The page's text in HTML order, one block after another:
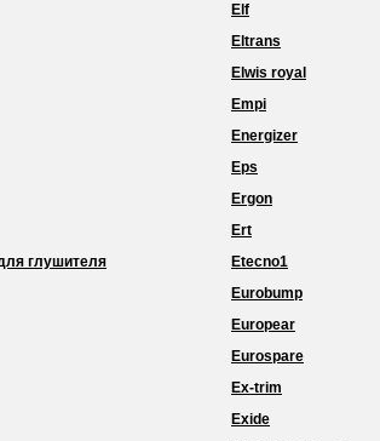
Elf
Eltrans
Elwis royal
Empi
Energizer
Eps
Ergon
Ert
глушителя
Etecno1
Eurobump
Europear
Eurospare
Ex-trim
Exide